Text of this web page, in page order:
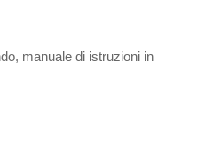
manuale di istruzioni in